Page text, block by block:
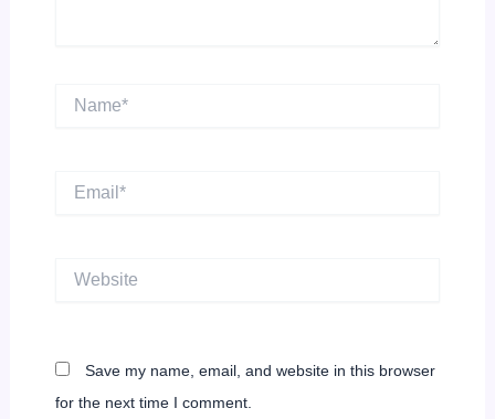
Name*
Save my name, email, and website in this browser
for the next time I comment.